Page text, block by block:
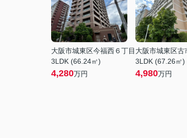
大阪市城東区今福西６丁目
3LDK (66.24㎡)
4,280万円
大阪市城東区古
3LDK (67.26㎡)
4,980万円